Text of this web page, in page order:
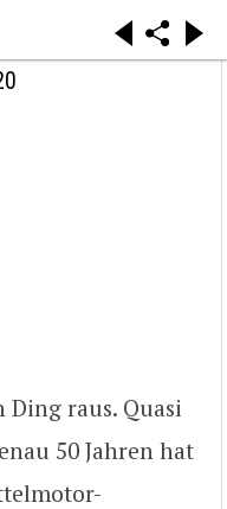
raus. Quasi
50 Jahren hat